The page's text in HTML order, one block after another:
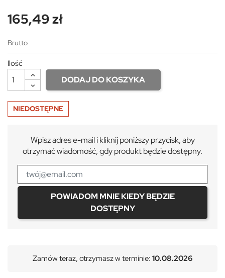
165,49 zł
Brutto
Ilość
DODAJ DO KOSZYKA
NIEDOSTĘPNE
Wpisz adres e-mail i kliknij poniższy przycisk, aby
otrzymać wiadomość, gdy produkt będzie dostępny.
POWIADOM MNIE KIEDY BĘDZIE
DOSTĘPNY
Zamów teraz, otrzymasz w terminie: 10.08.2026